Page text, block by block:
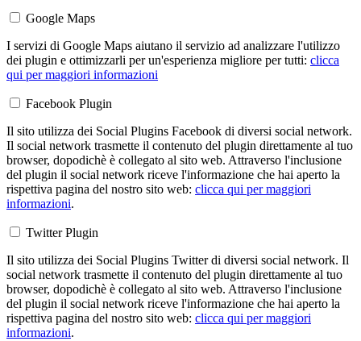
Google Maps
I servizi di Google Maps aiutano il servizio ad analizzare l'utilizzo
dei plugin e ottimizzarli per un'esperienza migliore per tutti: clicca
qui per maggiori informazioni
Facebook Plugin
Il sito utilizza dei Social Plugins Facebook di diversi social network.
Il social network trasmette il contenuto del plugin direttamente al tuo
browser, dopodichè è collegato al sito web. Attraverso l'inclusione
del plugin il social network riceve l'informazione che hai aperto la
rispettiva pagina del nostro sito web: clicca qui per maggiori
informazioni.
Twitter Plugin
Il sito utilizza dei Social Plugins Twitter di diversi social network. Il
social network trasmette il contenuto del plugin direttamente al tuo
browser, dopodichè è collegato al sito web. Attraverso l'inclusione
del plugin il social network riceve l'informazione che hai aperto la
rispettiva pagina del nostro sito web: clicca qui per maggiori
informazioni.